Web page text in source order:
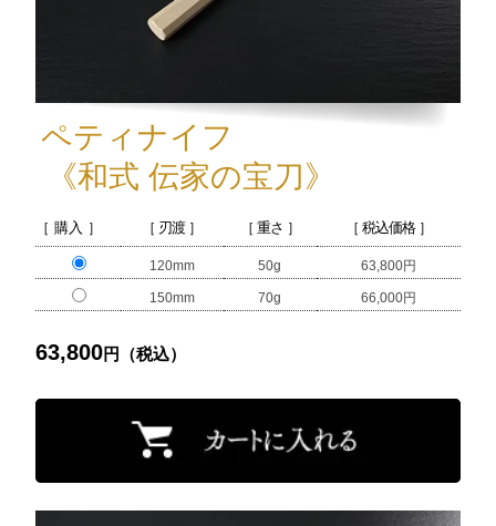
ペティナイフ
《和式 伝家の宝刀》
［ 購入 ］ ［ 刃渡 ］ ［ 重さ ］ ［ 税込価格 ］
120mm 50g 63,800円
150mm 70g 66,000円
63,800円（税込）